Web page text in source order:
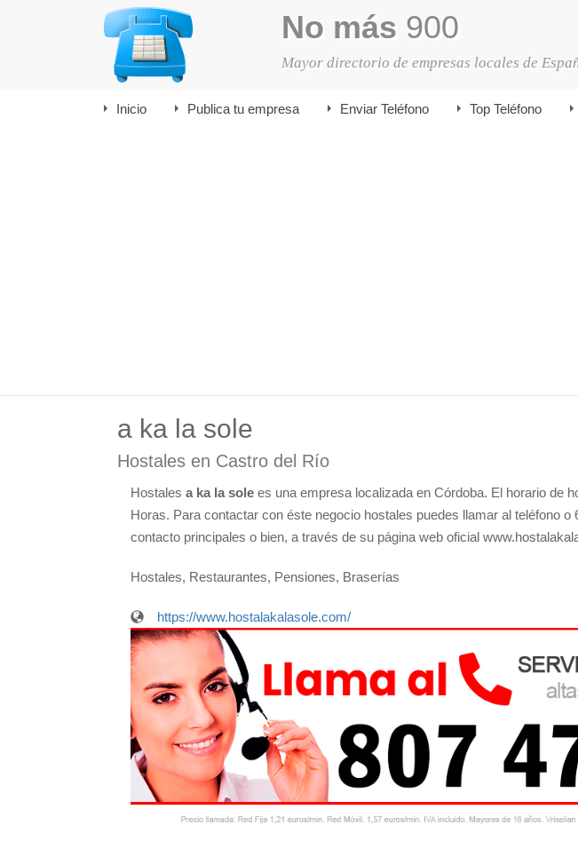
No más 900
Mayor directorio de empresas locales de
Inicio Publica tu empresa Enviar Teléfono Top Teléfono
a ka la sole
Hostales en Castro del Río
Hostales a ka la sole es una empresa localizada en Córdoba. El horario de
Horas. Para contactar con éste negocio hostales puedes llamar al teléfono o
contacto principales o bien, a través de su página web oficial
Hostales, Restaurantes, Pensiones, Braserías
https://www.hostalakalasole.com/